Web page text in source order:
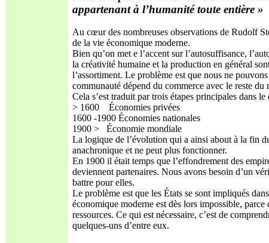
appartenant à l’humanité toute entière »
Au cœur des nombreuses observations de Rudolf
de la vie économique moderne.
Bien qu’on met e l’accent sur l’autosuffisance,
la créativité humaine et la production en général
l’assortiment. Le problème est que nous ne
communauté dépend du commerce avec le reste du
Cela s’est traduit par trois étapes principales dans
> 1600 Économies privées
1600 -1900 Économies nationales
1900 > Économie mondiale
La logique de l’évolution qui a ainsi about à la fin
anachronique et ne peut plus fonctionner.
En 1900 il était temps que l’effondrement des
deviennent partenaires. Nous avons besoin d’un
battre pour elles.
Le problème est que les États se sont impliqués
économique moderne est dès lors impossible,
ressources. Ce qui est nécessaire, c’est de
quelques-uns d’entre eux.